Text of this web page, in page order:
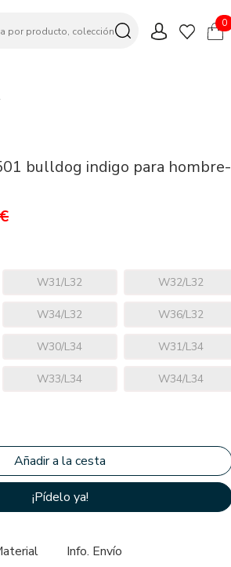
0
bulldog indigo para hombre-
W31/L32 W32/L32
W34/L32 W36/L32
W30/L34 W31/L34
W33/L34 W34/L34
¡Pídelo ya!
Info. Envío